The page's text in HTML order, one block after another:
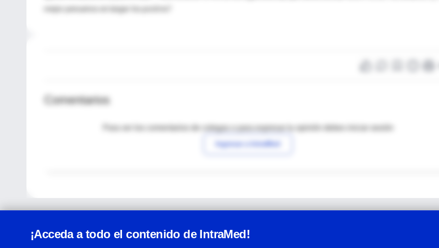
mejor pensamos en largar los postres?
Comentarios
Para ver los comentarios de colegas o para expresar tu opinión debes iniciar sesión
Ingresar a IntraMed
¡Acceda a todo el contenido de IntraMed!